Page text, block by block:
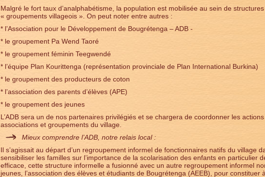
Malgré le fort taux d’analphabétisme, la population est mobilisée au sein de
« groupements villageois ». On peut noter entre autres :
* l’Association pour le Développement de Bougrétenga – ADB -
* le groupement Pa Wend Taoré
* le groupement féminin Teegwendé
* l’équipe Plan Kourittenga (représentation provinciale de Plan International Burkina)
* le groupement des producteurs de coton
* l’association des parents d’élèves (APE)
* le groupement des jeunes
L’ADB sera un de nos partenaires privilégiés et se chargera de coordonner les
associations et groupements du village.
Mieux comprendre l’ADB, notre relais local :
Il s’agissait au départ d’un regroupement informel de fonctionnaires natifs du village
sensibiliser les familles sur l’importance de la scolarisation des enfants en particulier
efficace, cette structure informelle a fusionné avec un autre regroupement informel
jeunes, l’association des élèves et étudiants de Bougrétenga (AEEB), pour constituer